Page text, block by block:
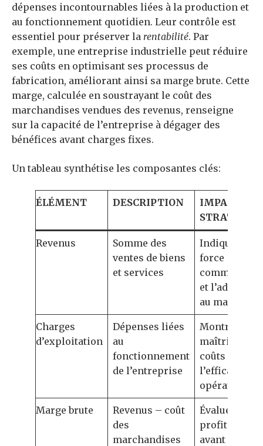
dépenses incontournables liées à la production et
au fonctionnement quotidien. Leur contrôle est
essentiel pour préserver la rentabilité. Par
exemple, une entreprise industrielle peut réduire
ses coûts en optimisant ses processus de
fabrication, améliorant ainsi sa marge brute. Cette
marge, calculée en soustrayant le coût des
marchandises vendues des revenus, renseigne
sur la capacité de l’entreprise à dégager des
bénéfices avant charges fixes.
Un tableau synthétise les composantes clés:
ÉLÉMENT DESCRIPTION
IMPACT
Revenus
Somme des
ventes de biens
et services
Indique la
force
commerciale
et
au marché
Charges
d’exploitation
Dépenses liées
au
fonctionnement
de l’entreprise
Montre la
maîtrise des
coûts et
l’efficacité
Marge brute
Revenus – coût
des
marchandises
Évalue la
profitabilité
avant